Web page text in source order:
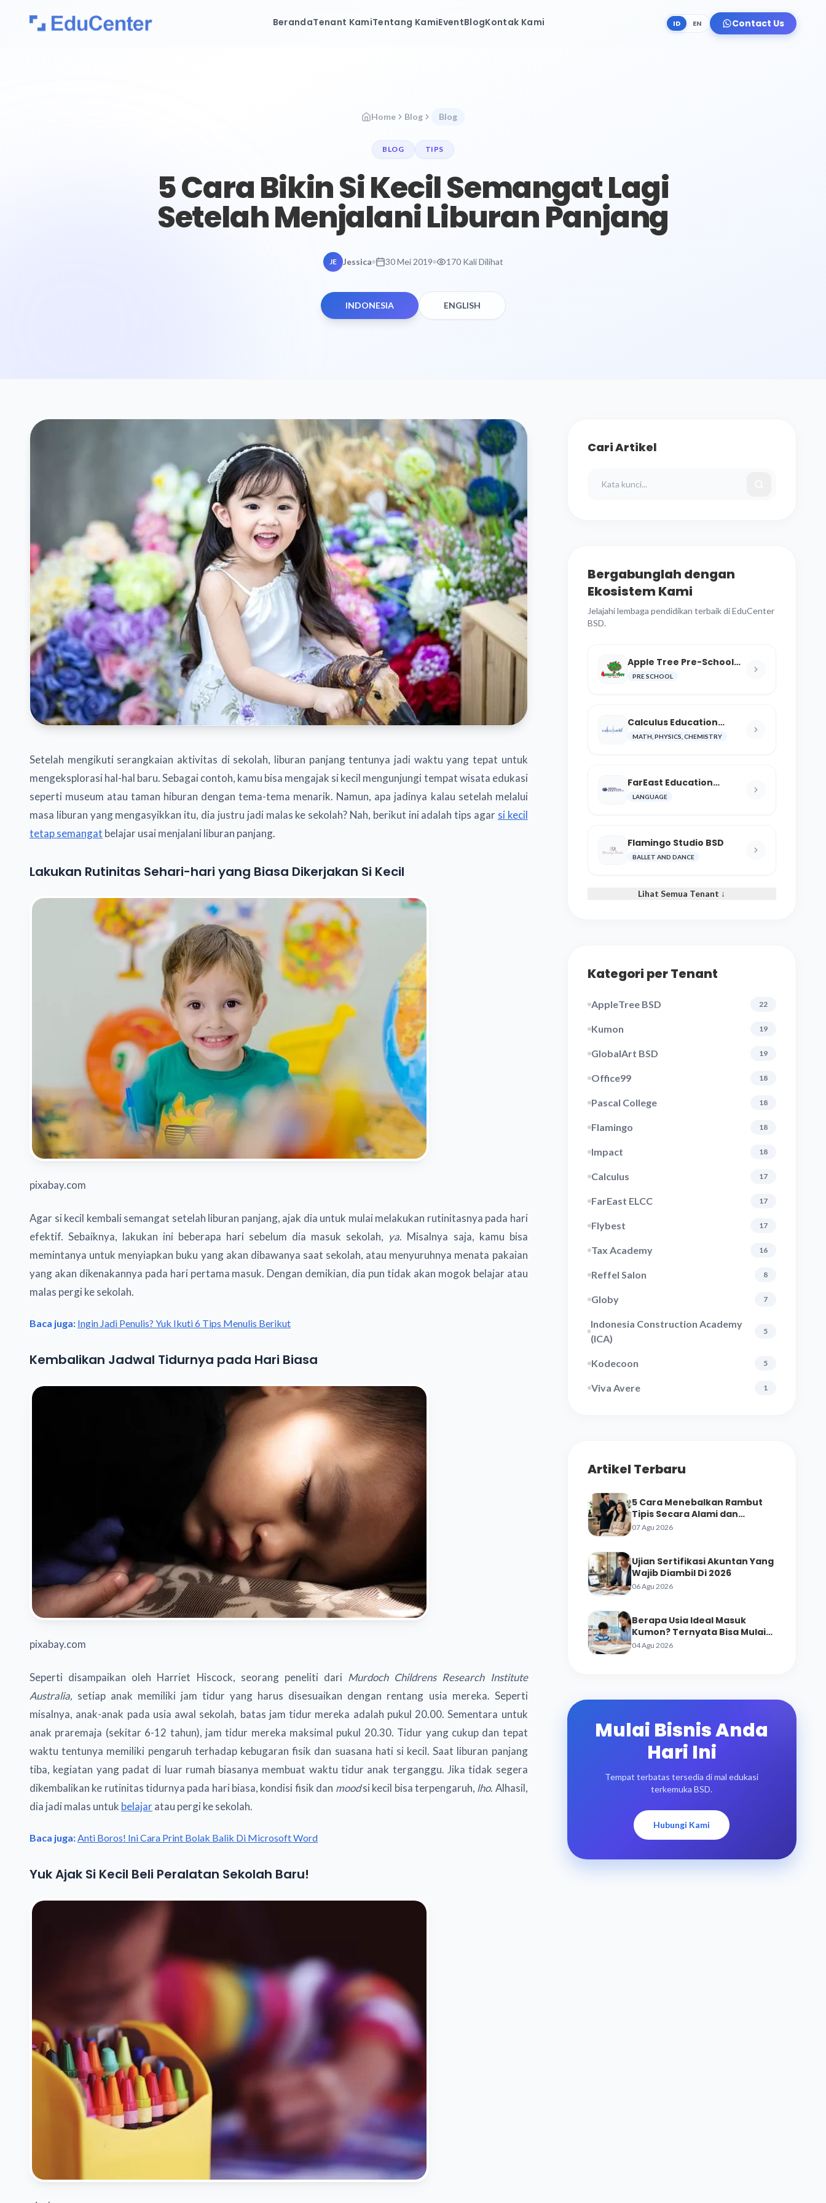
BerandaTenant KamiTentang KamiEventBlogKontak Kami ID EN Contact Us
Home Blog Blog
BLOG TIPS
5 Cara Bikin Si Kecil Semangat Lagi
Setelah Menjalani Liburan Panjang
JE Jessica 30 Mei 2019 170 Kali Dilihat
INDONESIA ENGLISH
Setelah mengikuti serangkaian aktivitas di sekolah, liburan panjang tentunya jadi waktu yang tepat untuk
mengeksplorasi hal-hal baru. Sebagai contoh, kamu bisa mengajak si kecil mengunjungi tempat wisata edukasi
seperti museum atau taman hiburan dengan tema-tema menarik. Namun, apa jadinya kalau setelah melalui
masa liburan yang mengasyikkan itu, dia justru jadi malas ke sekolah? Nah, berikut ini adalah tips agar si kecil
tetap semangat belajar usai menjalani liburan panjang.
Lakukan Rutinitas Sehari-hari yang Biasa Dikerjakan Si Kecil
pixabay.com
Agar si kecil kembali semangat setelah liburan panjang, ajak dia untuk mulai melakukan rutinitasnya pada hari
efektif. Sebaiknya, lakukan ini beberapa hari sebelum dia masuk sekolah, ya. Misalnya saja, kamu bisa
memintanya untuk menyiapkan buku yang akan dibawanya saat sekolah, atau menyuruhnya menata pakaian
yang akan dikenakannya pada hari pertama masuk. Dengan demikian, dia pun tidak akan mogok belajar atau
malas pergi ke sekolah.
Baca juga: Ingin Jadi Penulis? Yuk Ikuti 6 Tips Menulis Berikut
Kembalikan Jadwal Tidurnya pada Hari Biasa
pixabay.com
Seperti disampaikan oleh Harriet Hiscock, seorang peneliti dari Murdoch Childrens Research Institute
Australia, setiap anak memiliki jam tidur yang harus disesuaikan dengan rentang usia mereka. Seperti
misalnya, anak-anak pada usia awal sekolah, batas jam tidur mereka adalah pukul 20.00. Sementara untuk
anak praremaja (sekitar 6-12 tahun), jam tidur mereka maksimal pukul 20.30. Tidur yang cukup dan tepat
waktu tentunya memiliki pengaruh terhadap kebugaran fisik dan suasana hati si kecil. Saat liburan panjang
tiba, kegiatan yang padat di luar rumah biasanya membuat waktu tidur anak terganggu. Jika tidak segera
dikembalikan ke rutinitas tidurnya pada hari biasa, kondisi fisik dan moodsi kecil bisa terpengaruh, lho. Alhasil,
dia jadi malas untuk belajaratau pergi ke sekolah.
Baca juga:Anti Boros! Ini Cara Print Bolak Balik Di Microsoft Word
Yuk Ajak Si Kecil Beli Peralatan Sekolah Baru!
Cari Artikel
Bergabunglah dengan
Ekosistem Kami
Jelajahi lembaga pendidikan terbaik di EduCenter
BSD.
Apple Tree Pre-School
BSD
PRE SCHOOL
Calculus Education
Center
MATH, PHYSICS, CHEMISTRY
FarEast Education
Language and Cultural
Center
LANGUAGE
Flamingo Studio BSD
BALLET AND DANCE
Lihat Semua Tenant ↓
Kategori per Tenant
AppleTree BSD 22
Kumon 19
GlobalArt BSD 19
Office99 18
Pascal College 18
Flamingo 18
Impact 18
Calculus 17
FarEast ELCC 17
Flybest 17
Tax Academy 16
Reffel Salon 8
Globy 7
Indonesia Construction Academy
(ICA)
5
Kodecoon 5
Viva Avere 1
Artikel Terbaru
5 Cara Menebalkan Rambut
Tipis Secara Alami dan
Perawatan Salon
07 Agu 2026
Ujian Sertifikasi Akuntan Yang
Wajib Diambil Di 2026
06 Agu 2026
Berapa Usia Ideal Masuk
Kumon? Ternyata Bisa Mulai
dari Prasekolah
04 Agu 2026
Mulai Bisnis Anda
Hari Ini
Tempat terbatas tersedia di mal edukasi
terkemuka BSD.
Hubungi Kami